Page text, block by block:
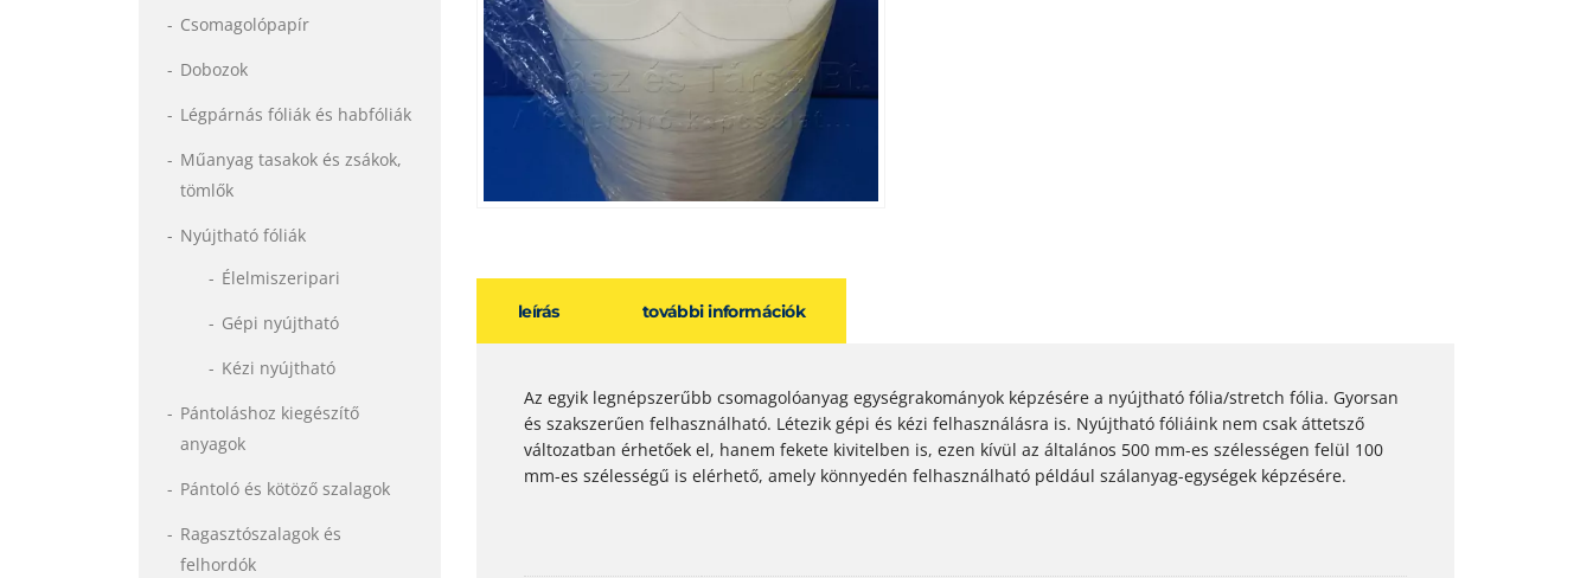
leírás további információk
Az egyik legnépszerűbb csomagolóanyag egységrakományok képzésére a nyújtható fólia/stretch fólia. Gyorsan
és szakszerűen felhasználható. Létezik gépi és kézi felhasználásra is. Nyújtható fóliáink nem csak áttetsző
változatban érhetőek el, hanem fekete kivitelben is, ezen kívül az általános 500 mm-es szélességen felül 100
mm-es szélességű is elérhető, amely könnyedén felhasználható például szálanyag-egységek képzésére.
Csomagolópapír
Dobozok
Légpárnás fóliák és habfóliák
Műanyag tasakok és zsákok,
tömlők
Nyújtható fóliák
Élelmiszeripari
Gépi nyújtható
Kézi nyújtható
Pántoláshoz kiegészítő
anyagok
Pántoló és kötöző szalagok
Ragasztószalagok és
felhordók